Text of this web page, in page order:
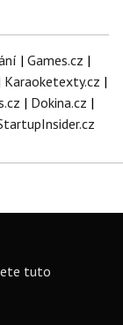
| Games.cz |
Karaoketexty.cz |
| Dokina.cz |
tuto